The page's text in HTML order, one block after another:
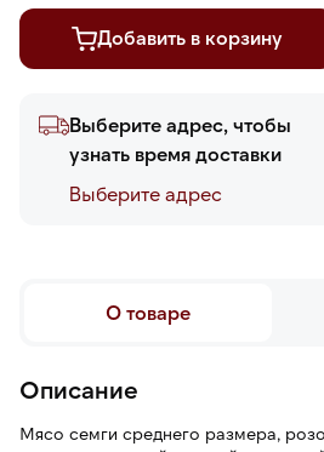
Добавить в корзину
Выберите адрес, чтобы
узнать время доставки
Выберите адреc
О товаре
Описание
Мясо семги среднего размера,